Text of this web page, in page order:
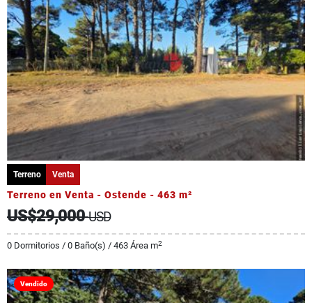
Terreno Venta
Terreno en Venta - Ostende - 463 m²
US$29,000USD
0 Dormitorios / 0 Baño(s) / 463 Área m2
Vendido